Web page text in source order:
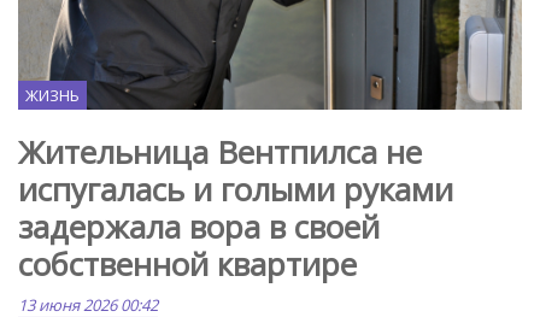
ЖИЗНЬ
Жительница Вентпилса не
испугалась и голыми руками
задержала вора в своей
собственной квартире
13 июня 2026 00:42